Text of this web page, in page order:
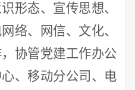
形态、宣传思想、
络、网信、文化、
， 协管党建工作办公
、移动分公司、电